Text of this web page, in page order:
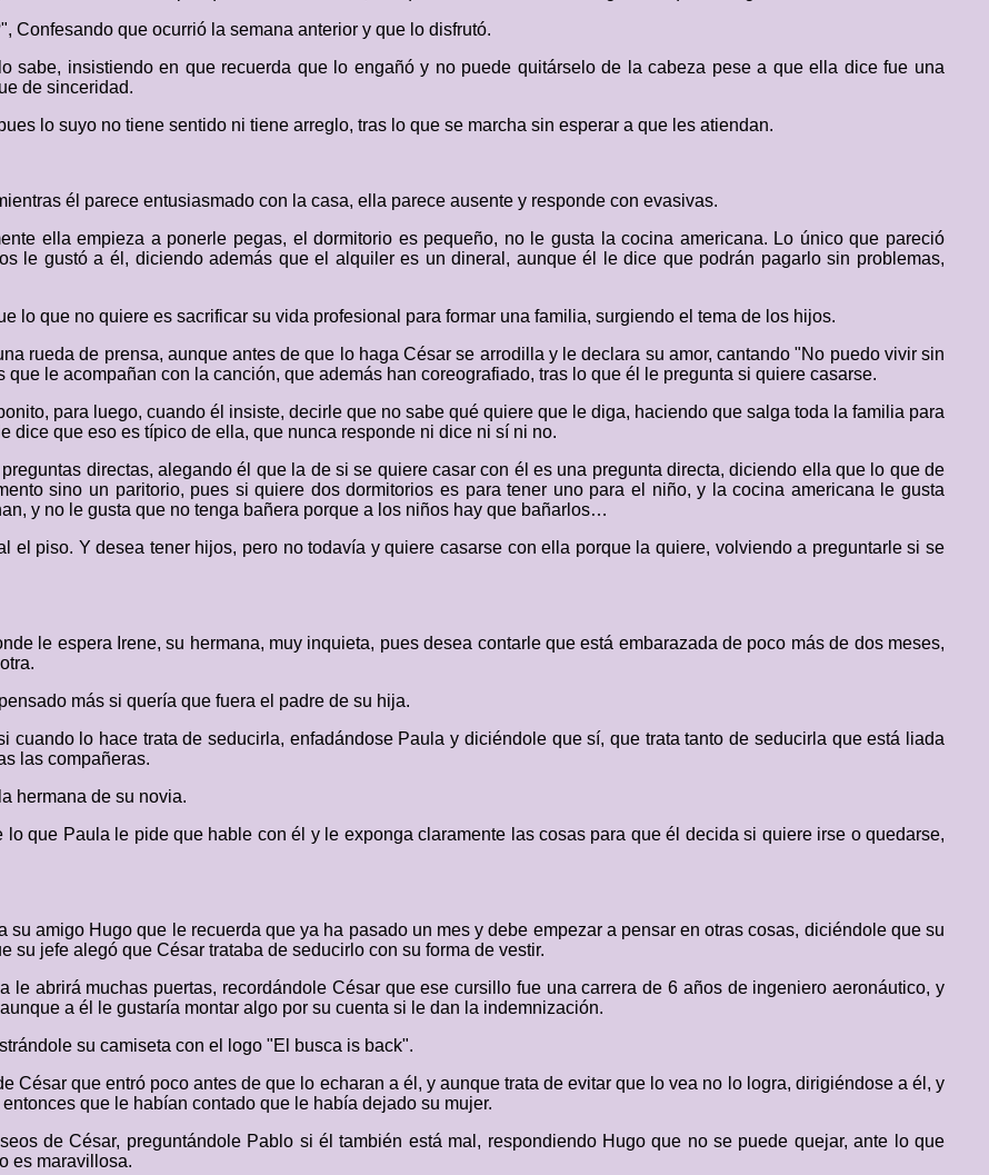
Confesando que ocurrió la semana anterior y que lo disfrutó.
sabe, insistiendo en que recuerda que lo engañó y no puede quitárselo de la cabeza pese a que ella dice fue una
de sinceridad.
lo suyo no tiene sentido ni tiene arreglo, tras lo que se marcha sin esperar a que les atiendan.
él parece entusiasmado con la casa, ella parece ausente y responde con evasivas.
ella empieza a ponerle pegas, el dormitorio es pequeño, no le gusta la cocina americana. Lo único que pareció
le gustó a él, diciendo además que el alquiler es un dineral, aunque él le dice que podrán pagarlo sin problemas,
lo que no quiere es sacrificar su vida profesional para formar una familia, surgiendo el tema de los hijos.
rueda de prensa, aunque antes de que lo haga César se arrodilla y le declara su amor, cantando "No puedo vivir sin
le acompañan con la canción, que además han coreografiado, tras lo que él le pregunta si quiere casarse.
para luego, cuando él insiste, decirle que no sabe qué quiere que le diga, haciendo que salga toda la familia para
dice que eso es típico de ella, que nunca responde ni dice ni sí ni no.
directas, alegando él que la de si se quiere casar con él es una pregunta directa, diciendo ella que lo que de
sino un paritorio, pues si quiere dos dormitorios es para tener uno para el niño, y la cocina americana le gusta
y no le gusta que no tenga bañera porque a los niños hay que bañarlos…
piso. Y desea tener hijos, pero no todavía y quiere casarse con ella porque la quiere, volviendo a preguntarle si se
le espera Irene, su hermana, muy inquieta, pues desea contarle que está embarazada de poco más de dos meses,
más si quería que fuera el padre de su hija.
cuando lo hace trata de seducirla, enfadándose Paula y diciéndole que sí, que trata tanto de seducirla que está liada
las compañeras.
hermana de su novia.
que Paula le pide que hable con él y le exponga claramente las cosas para que él decida si quiere irse o quedarse,
amigo Hugo que le recuerda que ya ha pasado un mes y debe empezar a pensar en otras cosas, diciéndole que su
jefe alegó que César trataba de seducirlo con su forma de vestir.
abrirá muchas puertas, recordándole César que ese cursillo fue una carrera de 6 años de ingeniero aeronáutico, y
a él le gustaría montar algo por su cuenta si le dan la indemnización.
su camiseta con el logo "El busca is back".
César que entró poco antes de que lo echaran a él, y aunque trata de evitar que lo vea no lo logra, dirigiéndose a él, y
que le habían contado que le había dejado su mujer.
de César, preguntándole Pablo si él también está mal, respondiendo Hugo que no se puede quejar, ante lo que
es maravillosa.